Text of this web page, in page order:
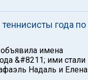
года по
имена
&#8211; ими стали
Надаль и Елена